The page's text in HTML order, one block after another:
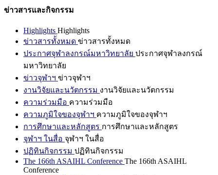
ข่าวสารและกิจกรรม
Highlights Highlights
ข่าวสารทั้งหมด ข่าวสารทั้งหมด
ประกาศจุฬาลงกรณ์มหาวิทยาลัย ประกาศจุฬาลงกรณ์
มหาวิทยาลัย
ข่าวจุฬาฯ ข่าวจุฬาฯ
งานวิจัยและนวัตกรรม งานวิจัยและนวัตกรรม
ความร่วมมือ ความร่วมมือ
ความภูมิใจของจุฬาฯ ความภูมิใจของจุฬาฯ
การศึกษาและหลักสูตร การศึกษาและหลักสูตร
จุฬาฯ ในสื่อ จุฬาฯ ในสื่อ
ปฏิทินกิจกรรม ปฏิทินกิจกรรม
The 166th ASAIHL Conference The 166th ASAIHL
Conference